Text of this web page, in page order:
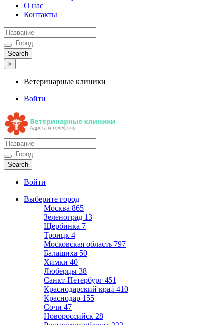
О нас
Контакты
×
Ветеринарные клиники
Войти
Ветеринарные клиники
Адреса и телефоны
Войти
Выберите город
Москва 865
Зеленоград 13
Щербинка 7
Троицк 4
Московская область 797
Балашиха 50
Химки 40
Люберцы 38
Санкт-Петербург 451
Краснодарский край 410
Краснодар 155
Сочи 47
Новороссийск 28